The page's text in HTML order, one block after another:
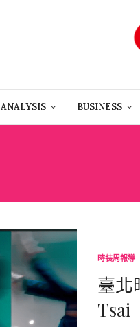
ANALYSIS BUSINESS
時裝周報導
臺北
Tsai